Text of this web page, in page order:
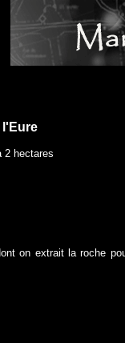
l'Eure
2 hectares
on extrait la roche